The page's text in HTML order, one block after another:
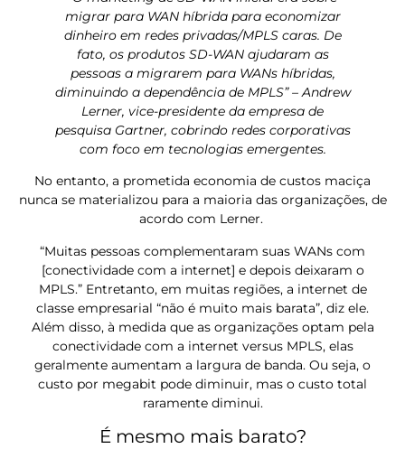
migrar para WAN híbrida para economizar
dinheiro em redes privadas/MPLS caras. De
fato, os produtos SD-WAN ajudaram as
pessoas a migrarem para WANs híbridas,
diminuindo a dependência de MPLS” – Andrew
Lerner, vice-presidente da empresa de
pesquisa Gartner, cobrindo redes corporativas
com foco em tecnologias emergentes.
No entanto, a prometida economia de custos maciça
nunca se materializou para a maioria das organizações, de
acordo com Lerner.
“Muitas pessoas complementaram suas WANs com
[conectividade com a internet] e depois deixaram o
MPLS.” Entretanto, em muitas regiões, a internet de
classe empresarial “não é muito mais barata”, diz ele.
Além disso, à medida que as organizações optam pela
conectividade com a internet versus MPLS, elas
geralmente aumentam a largura de banda. Ou seja, o
custo por megabit pode diminuir, mas o custo total
raramente diminui.
É mesmo mais barato?